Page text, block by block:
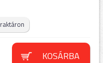
raktáron
KOSÁRBA